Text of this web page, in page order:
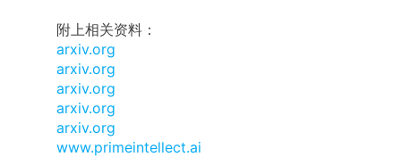
附上相关资料：
arxiv.org
arxiv.org
arxiv.org
arxiv.org
arxiv.org
www.primeintellect.ai